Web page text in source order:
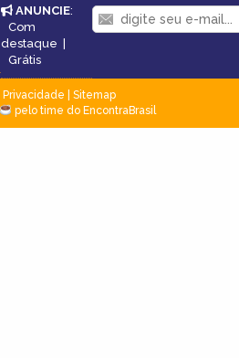
ANUNCIE:
Com
destaque |
Grátis
Privacidade
Sitemap
pelo time do EncontraBrasil